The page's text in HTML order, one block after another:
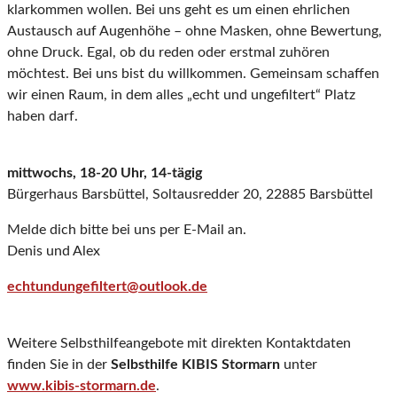
klarkommen wollen. Bei uns geht es um einen ehrlichen
Austausch auf Augenhöhe – ohne Masken, ohne Bewertung,
ohne Druck. Egal, ob du reden oder erstmal zuhören
möchtest. Bei uns bist du willkommen. Gemeinsam schaffen
wir einen Raum, in dem alles „echt und ungefiltert“ Platz
haben darf.
mittwochs, 18-20 Uhr, 14-tägig
Bürgerhaus Barsbüttel, Soltausredder 20, 22885 Barsbüttel
Melde dich bitte bei uns per E-Mail an.
Denis und Alex
echtundungefiltert@outlook.de
Weitere Selbsthilfeangebote mit direkten Kontaktdaten
finden Sie in der Selbsthilfe KIBIS Stormarn unter
www.kibis-stormarn.de.